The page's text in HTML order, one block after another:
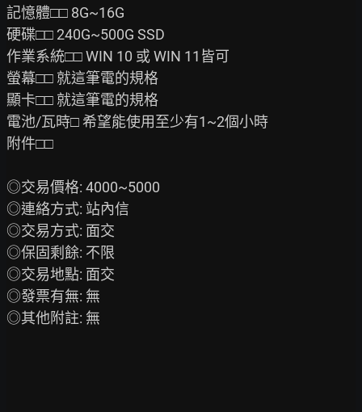
記憶體□□ 8G~16G
硬碟□□ 240G~500G SSD
作業系統□□ WIN 10 或 WIN 11皆可
螢幕□□ 就這筆電的規格
顯卡□□ 就這筆電的規格
電池/瓦時□ 希望能使用至少有1~2個小時
附件□□
◎交易價格: 4000~5000
◎連絡方式: 站內信
◎交易方式: 面交
◎保固剩餘: 不限
◎交易地點: 面交
◎發票有無: 無
◎其他附註: 無